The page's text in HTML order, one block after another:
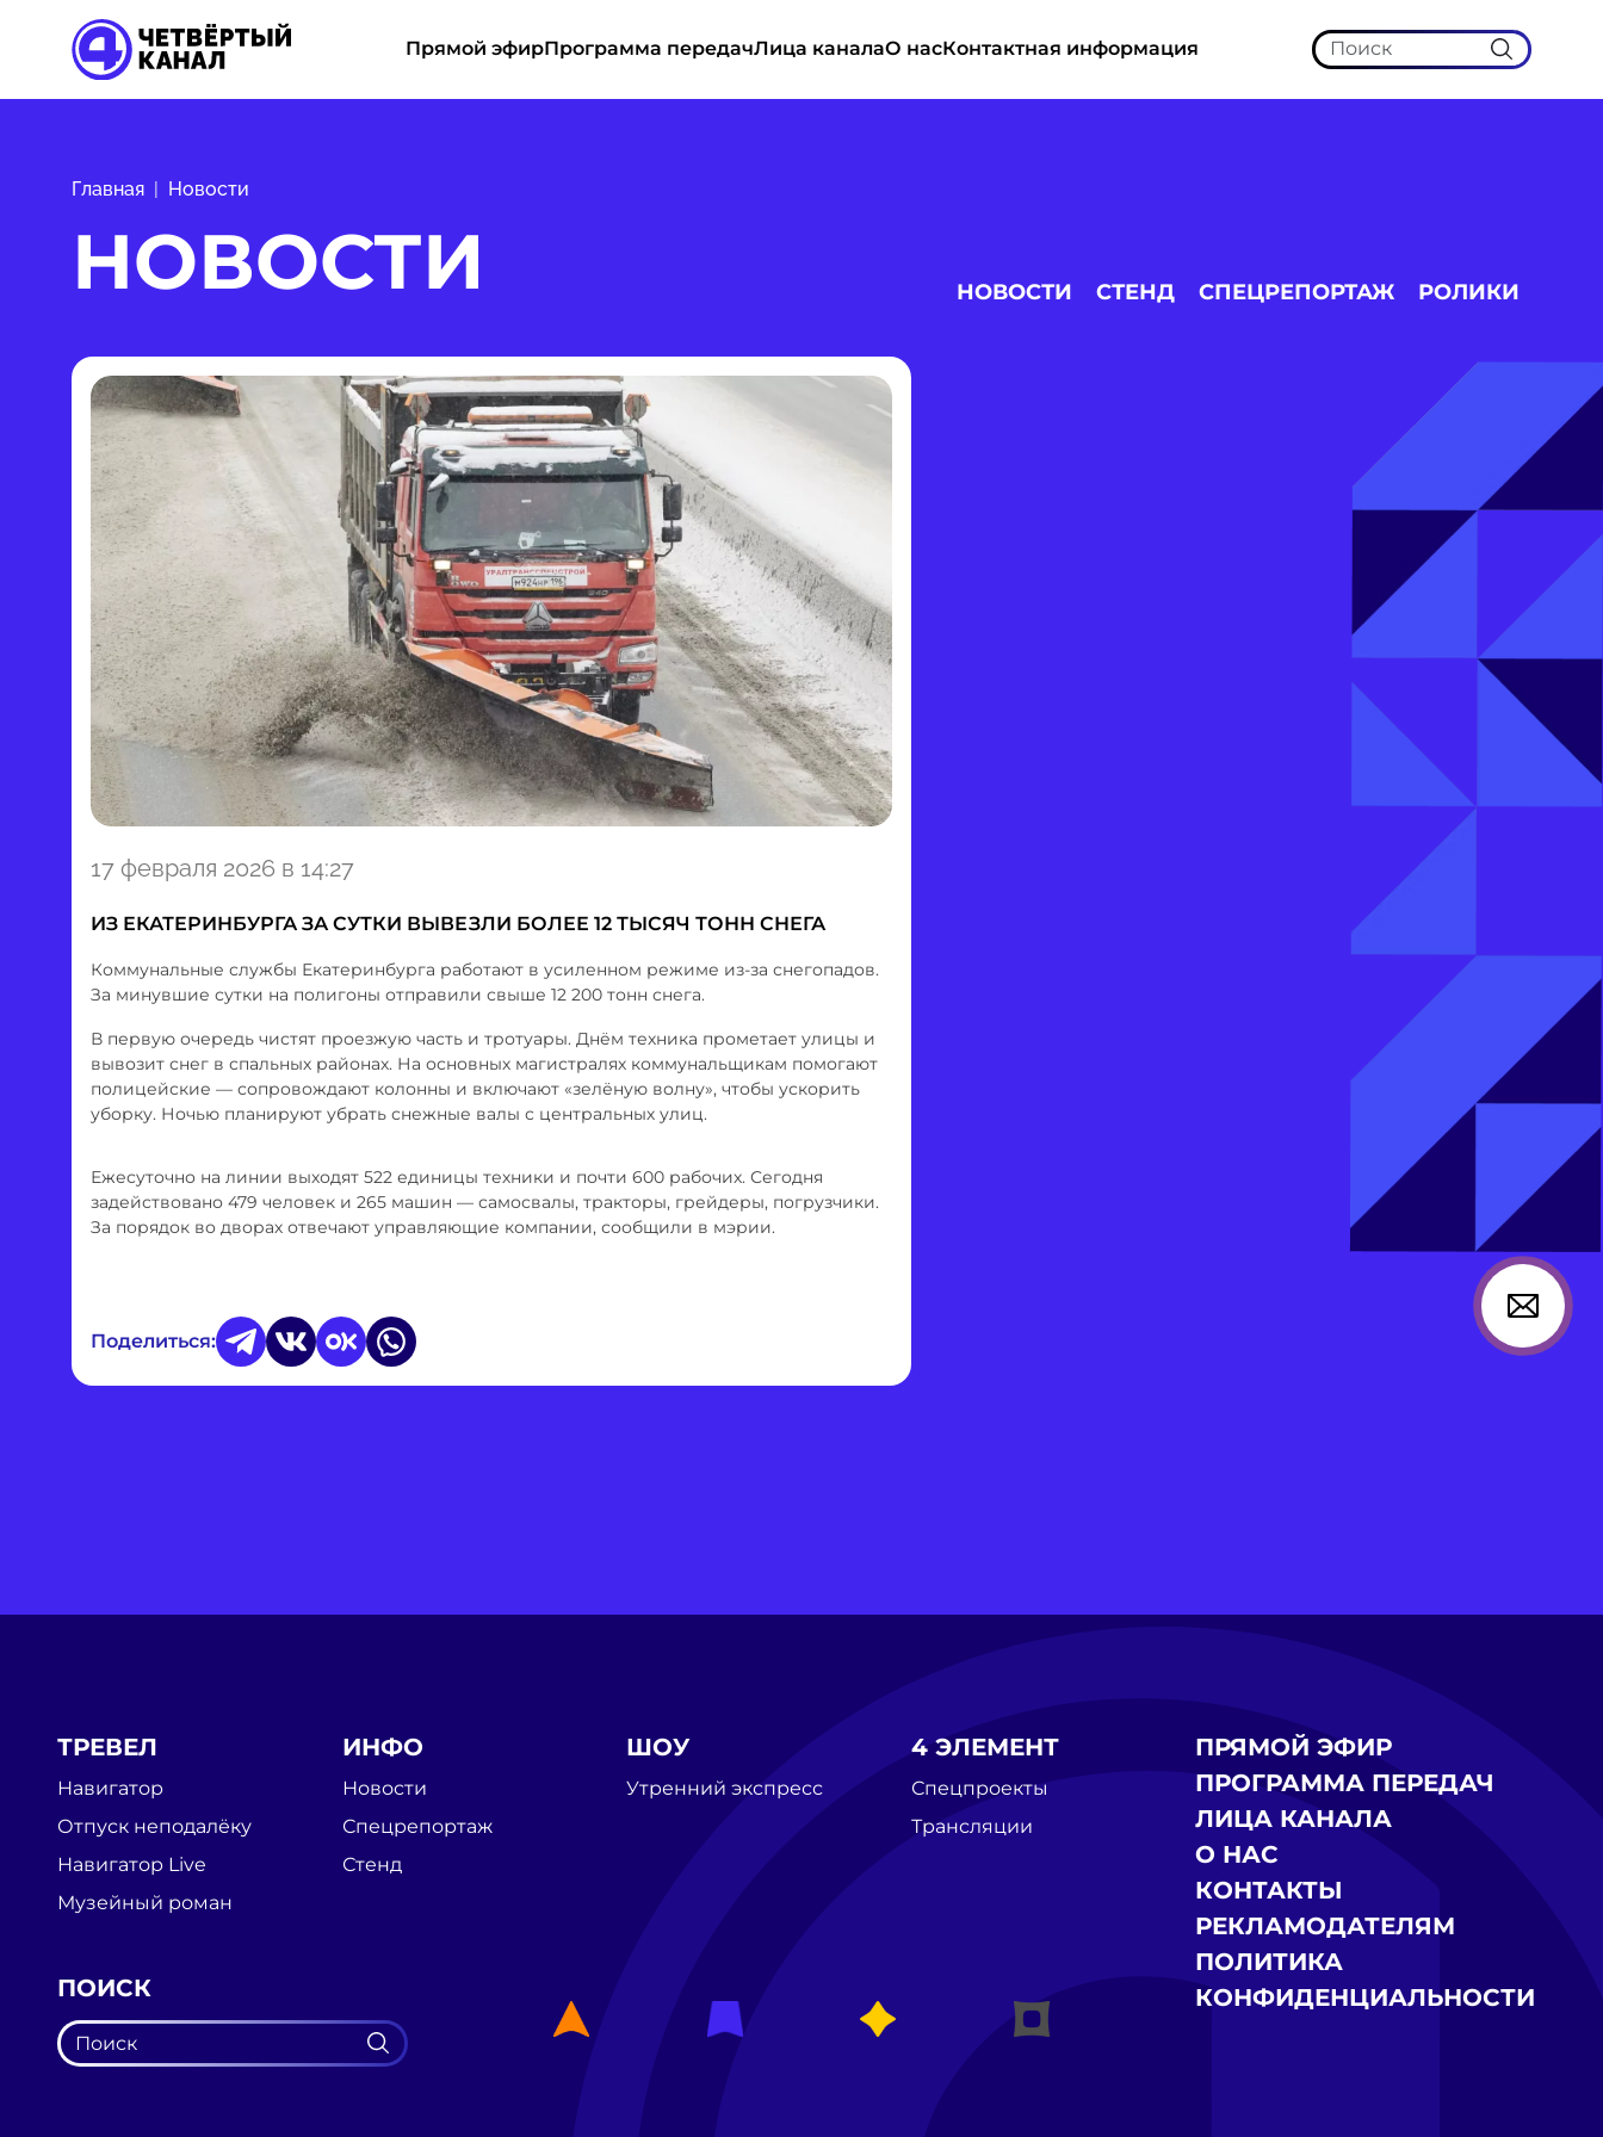
Прямой эфирПрограмма передачЛица каналаО насКонтактная информация
Главная Новости
НОВОСТИ НОВОСТИ СТЕНД СПЕЦРЕПОРТАЖ РОЛИКИ
1
1
17 февраля 2026 в 14:27
ИЗ ЕКАТЕРИНБУРГА ЗА СУТКИ ВЫВЕЗЛИ БОЛЕЕ 12 ТЫСЯЧ ТОНН СНЕГА
Коммунальные службы Екатеринбурга работают в усиленном режиме из-за снегопадов.
За минувшие сутки на полигоны отправили свыше 12 200 тонн снега.
В первую очередь чистят проезжую часть и тротуары. Днём техника прометает улицы и
вывозит снег в спальных районах. На основных магистралях коммунальщикам помогают
полицейские — сопровождают колонны и включают «зелёную волну», чтобы ускорить
уборку. Ночью планируют убрать снежные валы с центральных улиц.
Ежесуточно на линии выходят 522 единицы техники и почти 600 рабочих. Сегодня
задействовано 479 человек и 265 машин — самосвалы, тракторы, грейдеры, погрузчики.
За порядок во дворах отвечают управляющие компании, сообщили в мэрии.
Поделиться:
ТРЕВЕЛ
Навигатор
Отпуск неподалёку
Навигатор Live
Музейный роман
ИНФО
Новости
Спецрепортаж
Стенд
ШОУ
Утренний экспресс
4 ЭЛЕМЕНТ
Спецпроекты
Трансляции
ПОИСК
ПРЯМОЙ ЭФИР
ПРОГРАММА ПЕРЕДАЧ
ЛИЦА КАНАЛА
О НАС
КОНТАКТЫ
РЕКЛАМОДАТЕЛЯМ
ПОЛИТИКА
КОНФИДЕНЦИАЛЬНОСТИ